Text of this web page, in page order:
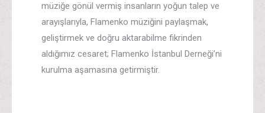
müziğe gönül vermiş insanların yoğun talep ve
arayışlarıyla, Flamenko müziğini paylaşmak,
geliştirmek ve doğru aktarabilme fikrinden
aldığımız cesaret; Flamenko İstanbul Derneği’ni
kurulma aşamasına getirmiştir.